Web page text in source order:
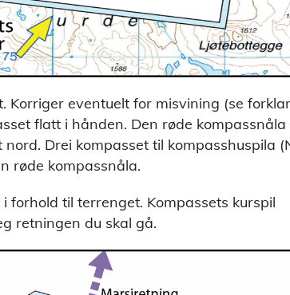
Korriger eventuelt for misvining (se
flatt i hånden. Den røde kompassnåla
Drei kompasset til kompasshuspila
røde kompassnåla.
forhold til terrenget. Kompassets kurspil
retningen du skal gå.